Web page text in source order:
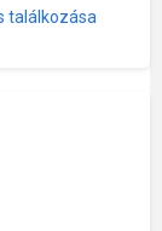
találkozása